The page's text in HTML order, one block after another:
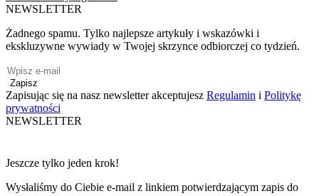
NEWSLETTER
Żadnego spamu. Tylko najlepsze artykuły i wskazówki i
ekskluzywne wywiady w Twojej skrzynce odbiorczej co tydzień.
Zapisz
Zapisując się na nasz newsletter akceptujesz Regulamin i Politykę
prywatności
NEWSLETTER
Jeszcze tylko jeden krok!
Wysłaliśmy do Ciebie e-mail z linkiem potwierdzającym zapis do